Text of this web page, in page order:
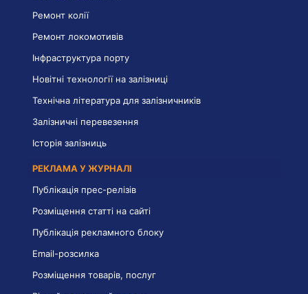
Ремонт колії
Ремонт локомотивів
Інфраструктура порту
Новітні технології на залізниці
Технічна література для залізничників
Залізничні перевезення
Історія залізниць
РЕКЛАМА У ЖУРНАЛІ
Публікація прес-релізів
Розміщення статті на сайті
Публікація рекламного блоку
Email-розсилка
Розміщення товарів, послуг